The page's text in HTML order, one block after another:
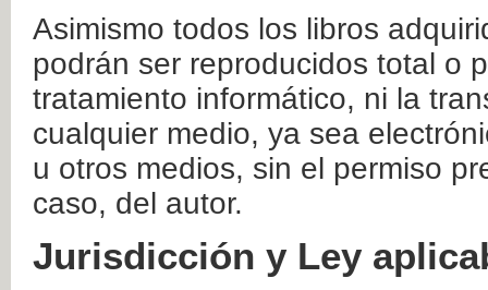
Asimismo todos los libros
podrán ser reproducidos total o
tratamiento informático, ni la
cualquier medio, ya sea
u otros medios, sin el permiso
caso, del autor.
Jurisdicción y Ley